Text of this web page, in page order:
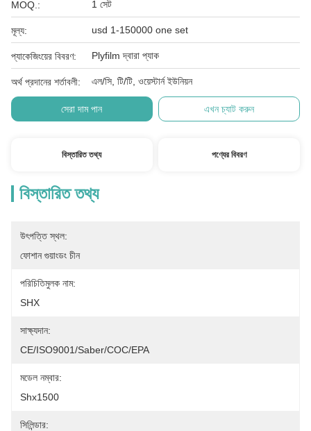
MOQ.: 1 সেট
মূল্য: usd 1-150000 one set
প্যাকেজিংয়ের বিবরণ: Plyfilm দ্বারা প্যাক
অর্থ প্রদানের শর্তাবলী: এল/সি, টি/টি, ওয়েস্টার্ন ইউনিয়ন
সেরা দাম পান এখন চ্যাট করুন
বিস্তারিত তথ্য পণ্যের বিবরণ
বিস্তারিত তথ্য
উৎপত্তি স্থল:
ফোশান গুয়াংডং চীন
পরিচিতিমুলক নাম:
SHX
সাক্ষ্যদান:
CE/ISO9001/Saber/COC/EPA
মডেল নম্বার:
Shx1500
সিলিন্ডার: